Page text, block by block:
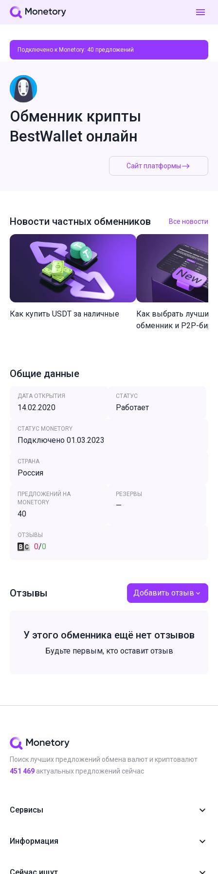
Подключено к Monetory: 40 предложений
Сайт платформы
Обменник крипты
BestWallet онлайн
Новости частных обменников Все новости
Как купить USDT за наличные
Как выбрать лучший
обменник и P2P-
Общие данные
ДАТА ОТКРЫТИЯ
14.02.2020
СТАТУС
Работает
СТАТУС MONETORY
Подключено 01.03.2023
СТРАНА
Россия
ПРЕДЛОЖЕНИЙ НА
MONETORY
40
РЕЗЕРВЫ
—
ОТЗЫВЫ
0/0
Отзывы Добавить отзыв
У этого обменника ещё нет отзывов
Будьте первым, кто оставит отзыв
Поиск лучших предложений обмена валют и криптовалют
451 469 актуальных предложений сейчас
Сервисы
Информация